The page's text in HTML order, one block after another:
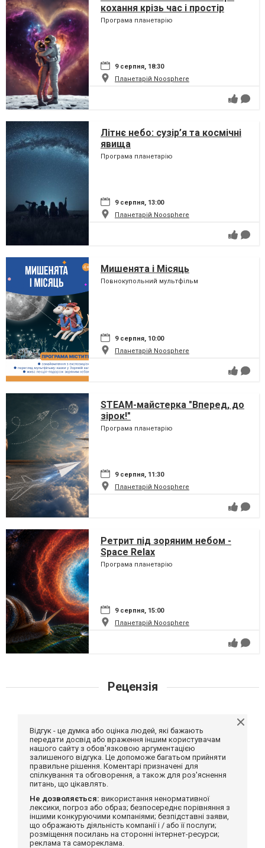
кохання крізь час і простір
Програма планетарію
9 серпня, 18:30
Планетарій Noosphere
Літнє небо: сузір’я та космічні
явища
Програма планетарію
9 серпня, 13:00
Планетарій Noosphere
Мишенята і Місяць
Повнокупольний мультфільм
9 серпня, 10:00
Планетарій Noosphere
STEAM-майстерка "Вперед, до
зірок!"
Програма планетарію
9 серпня, 11:30
Планетарій Noosphere
Ретрит під зоряним небом -
Space Relax
Програма планетарію
9 серпня, 15:00
Планетарій Noosphere
Рецензія
Відгук - це думка або оцінка людей, які бажають
передати досвід або враження іншим користувачам
нашого сайту з обов'язковою аргументацією
залишеного відгука. Це допоможе багатьом прийняти
правильне рішення. Коментарі призначені для
спілкування та обговорення, а також для роз'яснення
питань, що цікавлять.
Не дозволяється: використання ненормативної
лексики, погроз або образ; безпосереднє порівняння з
іншими конкуруючими компаніями; безпідставні заяви,
що ображають діяльність компанії і / або її послуги;
розміщення посилань на сторонні інтернет-ресурси;
реклама та самореклама.